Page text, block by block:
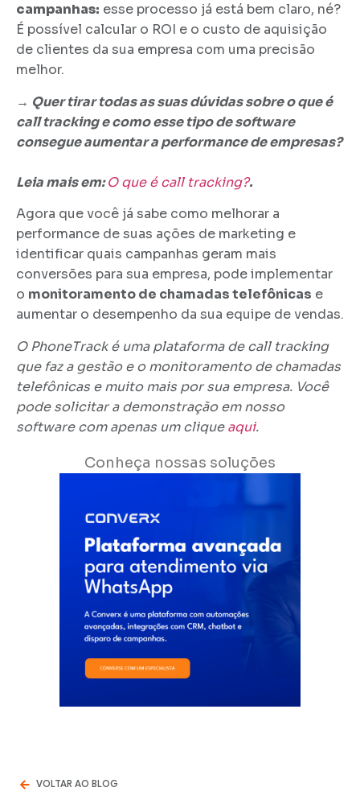
campanhas: esse processo já está bem claro, né?
É possível calcular o ROI e o custo de aquisição
de clientes da sua empresa com uma precisão
melhor.
→ Quer tirar todas as suas dúvidas sobre o que é
call tracking e como esse tipo de software
consegue aumentar a performance de empresas?
Leia mais em:O que é call tracking?.
Agora que você já sabe como melhorar a
performance de suas ações de marketing e
identificar quais campanhas geram mais
conversões para sua empresa, pode implementar
o monitoramento de chamadas telefônicas e
aumentar o desempenho da sua equipe de vendas.
O PhoneTrack é uma plataforma de call tracking
que faz a gestão e o monitoramento de chamadas
telefônicas e muito mais por sua empresa. Você
pode solicitar a demonstração em nosso
software com apenas um cliqueaqui.
Conheça nossas soluções
VOLTAR AO BLOG